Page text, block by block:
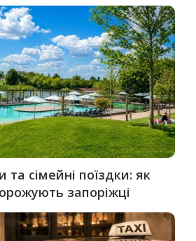
та сімейні поїздки: як
запоріжці